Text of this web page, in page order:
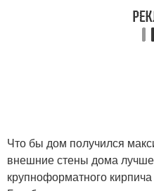
Что бы дом получился
внешние стены дома лучше
крупноформатного